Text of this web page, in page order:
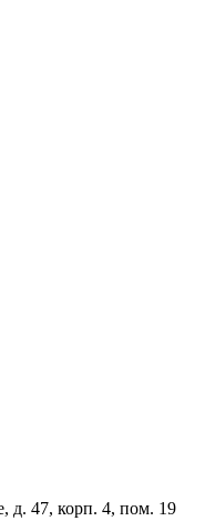
д. 47, корп. 4, пом. 19